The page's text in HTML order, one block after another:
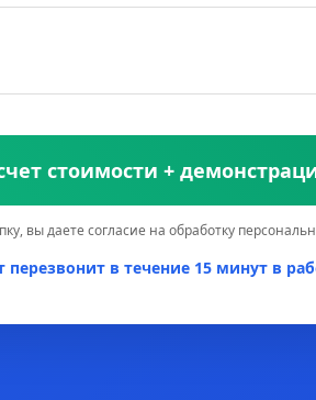
стоимости +
вы даете согласие на обработку
перезвонит в течение 15 минут в